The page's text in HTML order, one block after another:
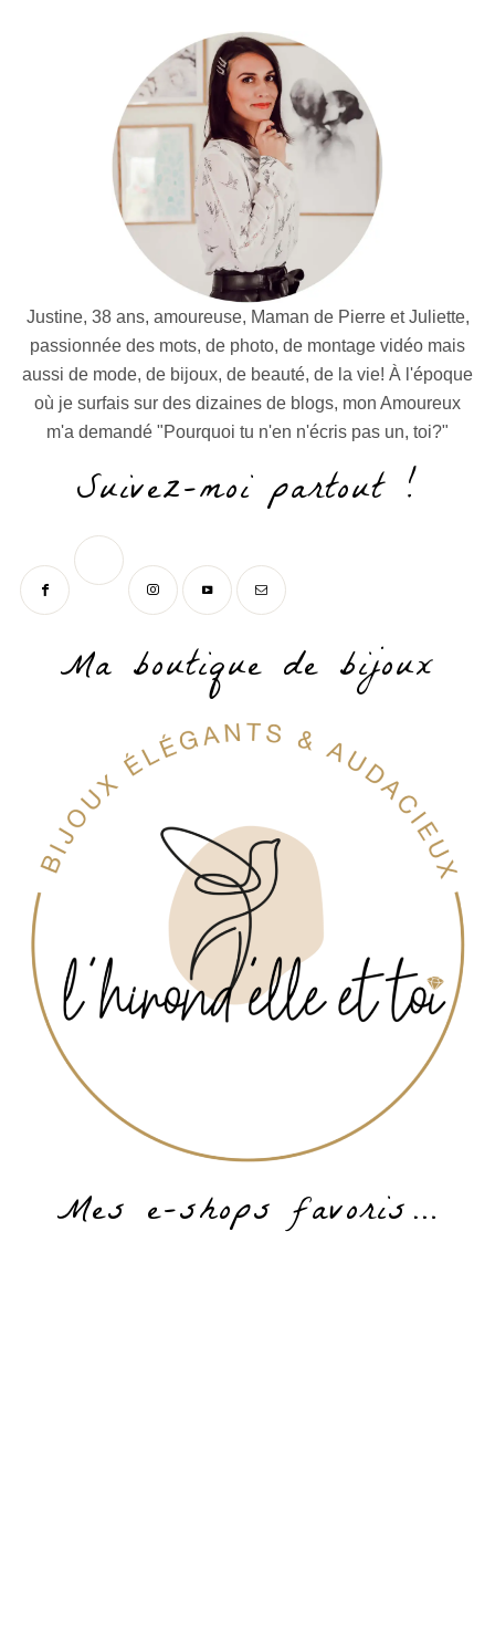
Justine, 38 ans, amoureuse, Maman de Pierre et Juliette,
passionnée des mots, de photo, de montage vidéo mais
aussi de mode, de bijoux, de beauté, de la vie! À l'époque
où je surfais sur des dizaines de blogs, mon Amoureux
m'a demandé "Pourquoi tu n'en n'écris pas un, toi?"
Suivez-moi partout !
Ma boutique de bijoux
Mes e-shops favoris…